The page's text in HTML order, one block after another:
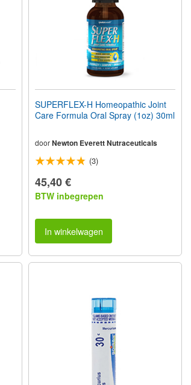
SUPERFLEX-H Homeopathic Joint
Care Formula Oral Spray (1oz) 30ml
doorNewton Everett Nutraceuticals
(3)
45,40 €
BTW inbegrepen
In winkelwagen